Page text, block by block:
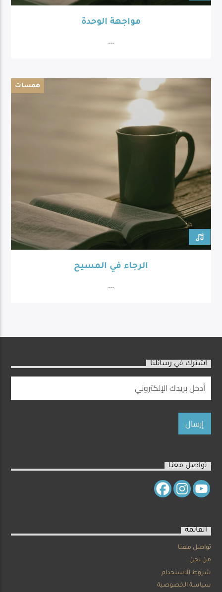
مواجهة الوحدة
...
همسات
الرجاء في المسيح
...
اشترك في رسائلنا
تواصل معنا
القائمة
تواصل معنا
من نحن
شروط الاستخدام
سياسة الخصوصية